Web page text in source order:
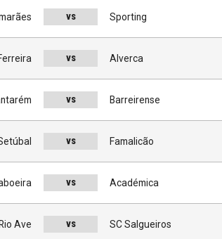
vs Sporting
vs Alverca
vs Barreirense
vs Famalicão
vs Académica
Rio Ave vs SC Salgueiros